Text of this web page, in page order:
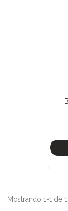
Mostrando 1-1 de